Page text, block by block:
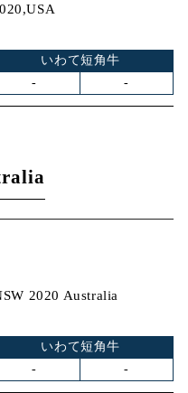
いわて短角牛
-
-
2020 Australia
いわて短角牛
-
-